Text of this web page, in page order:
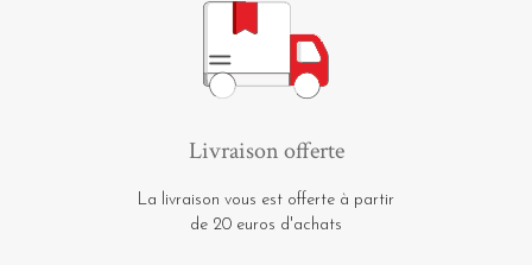
Livraison offerte
La livraison vous est offerte à partir
de 20 euros d'achats